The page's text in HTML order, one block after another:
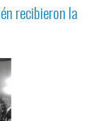
recibieron la